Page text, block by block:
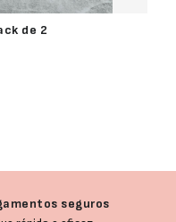
de 2
seguros